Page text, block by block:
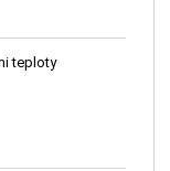
teploty